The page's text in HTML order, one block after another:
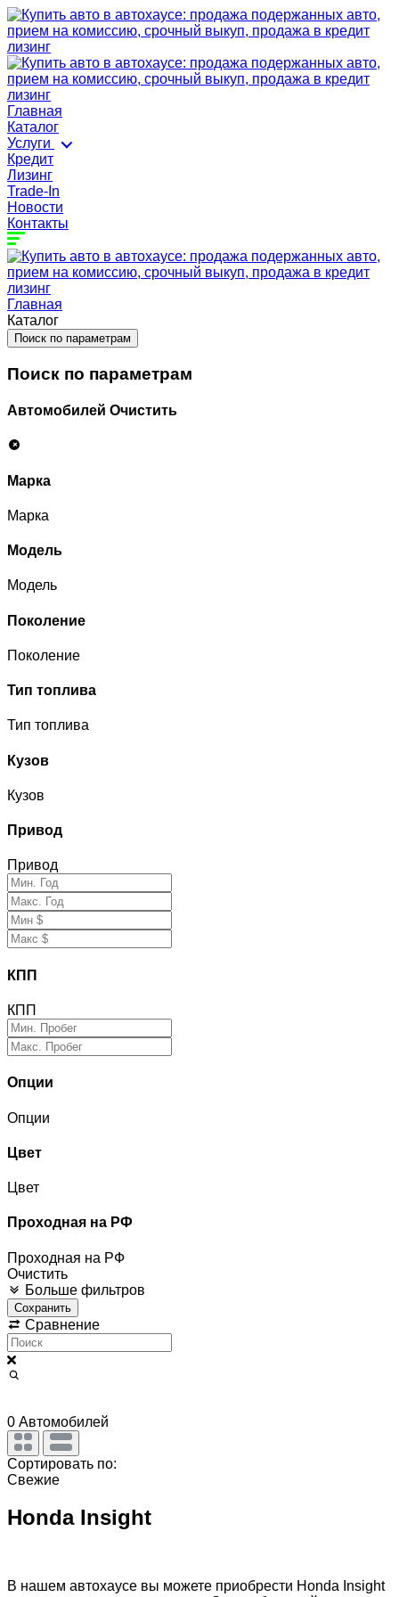
Главная
Каталог
Услуги
Кредит
Лизинг
Trade-In
Новости
Контакты
Главная
Каталог
Поиск по параметрам
Поиск по параметрам
Автомобилей Очистить
Марка
Марка
Модель
Модель
Поколение
Поколение
Тип топлива
Тип топлива
Кузов
Кузов
Привод
Привод
КПП
КПП
Опции
Опции
Цвет
Цвет
Проходная на РФ
Проходная на РФ
Очистить
Больше фильтров
Сохранить
Сравнение
0 Автомобилей
Сортировать по:
Свежие
Honda Insight
В нашем автохаусе вы можете приобрести Honda Insight